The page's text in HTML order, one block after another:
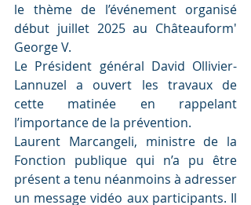
le thème de l’événement organisé
début juillet 2025 au Châteauform'
George V.
Le Président général David Ollivier-
Lannuzel a ouvert les travaux de
cette matinée en rappelant
l’importance de la prévention.
Laurent Marcangeli, ministre de la
Fonction publique qui n’a pu être
présent a tenu néanmoins à adresser
un message vidéo aux participants. Il